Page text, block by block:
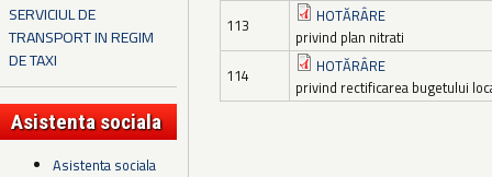
SERVICIUL DE
TRANSPORT IN REGIM
DE TAXI
Asistenta sociala
Asistenta sociala
113
HOTĂRÂRE
privind plan nitrati
114
HOTĂRÂRE
privind rectificarea bugetului